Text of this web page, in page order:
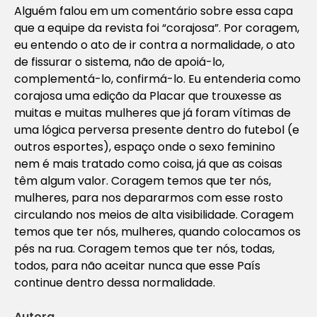
Alguém falou em um comentário sobre essa capa
que a equipe da revista foi “corajosa”. Por coragem,
eu entendo o ato de ir contra a normalidade, o ato
de fissurar o sistema, não de apoiá-lo,
complementá-lo, confirmá-lo. Eu entenderia como
corajosa uma edição da Placar que trouxesse as
muitas e muitas mulheres que já foram vítimas de
uma lógica perversa presente dentro do futebol (e
outros esportes), espaço onde o sexo feminino
nem é mais tratado como coisa, já que as coisas
têm algum valor. Coragem temos que ter nós,
mulheres, para nos depararmos com esse rosto
circulando nos meios de alta visibilidade. Coragem
temos que ter nós, mulheres, quando colocamos os
pés na rua. Coragem temos que ter nós, todas,
todos, para não aceitar nunca que esse País
continue dentro dessa normalidade.